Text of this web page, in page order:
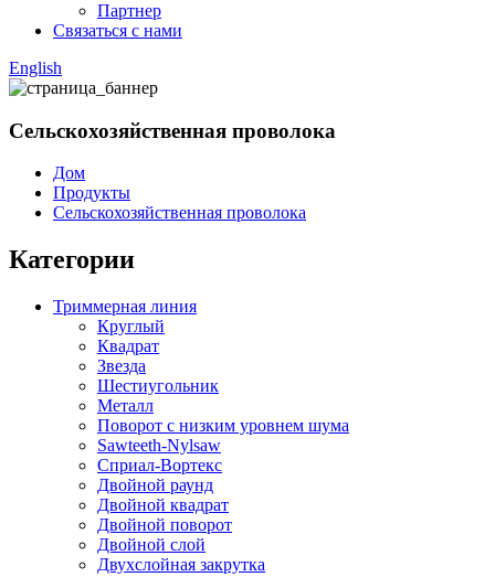
Партнер
Связаться с нами
English
Сельскохозяйственная проволока
Дом
Продукты
Сельскохозяйственная проволока
Категории
Триммерная линия
Круглый
Квадрат
Звезда
Шестиугольник
Металл
Поворот с низким уровнем шума
Sawteeth-Nylsaw
Сприал-Вортекс
Двойной раунд
Двойной квадрат
Двойной поворот
Двойной слой
Двухслойная закрутка